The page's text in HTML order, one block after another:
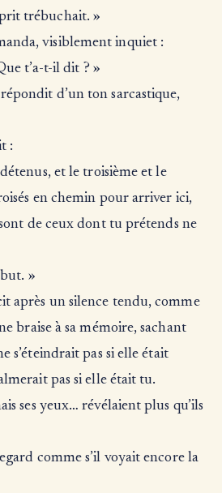
trébuchait. »
visiblement inquiet :
t’a-t-il dit ? »
d’un ton sarcastique,
:
et le troisième et le
en chemin pour arriver ici,
sont de ceux dont tu prétends ne
»
après un silence tendu, comme
braise à sa mémoire, sachant
s’éteindrait pas si elle était
pas si elle était tu.
ses yeux… révélaient plus qu’ils
comme s’il voyait encore la